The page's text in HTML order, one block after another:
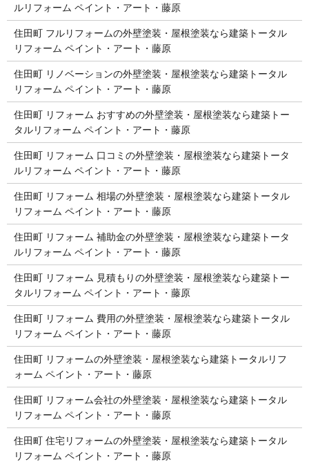
ルリフォーム ペイント・アート・藤原
住田町 フルリフォームの外壁塗装・屋根塗装なら建築トータル
リフォーム ペイント・アート・藤原
住田町 リノベーションの外壁塗装・屋根塗装なら建築トータル
リフォーム ペイント・アート・藤原
住田町 リフォーム おすすめの外壁塗装・屋根塗装なら建築トー
タルリフォーム ペイント・アート・藤原
住田町 リフォーム 口コミの外壁塗装・屋根塗装なら建築トータ
ルリフォーム ペイント・アート・藤原
住田町 リフォーム 相場の外壁塗装・屋根塗装なら建築トータル
リフォーム ペイント・アート・藤原
住田町 リフォーム 補助金の外壁塗装・屋根塗装なら建築トータ
ルリフォーム ペイント・アート・藤原
住田町 リフォーム 見積もりの外壁塗装・屋根塗装なら建築トー
タルリフォーム ペイント・アート・藤原
住田町 リフォーム 費用の外壁塗装・屋根塗装なら建築トータル
リフォーム ペイント・アート・藤原
住田町 リフォームの外壁塗装・屋根塗装なら建築トータルリフ
ォーム ペイント・アート・藤原
住田町 リフォーム会社の外壁塗装・屋根塗装なら建築トータル
リフォーム ペイント・アート・藤原
住田町 住宅リフォームの外壁塗装・屋根塗装なら建築トータル
リフォーム ペイント・アート・藤原